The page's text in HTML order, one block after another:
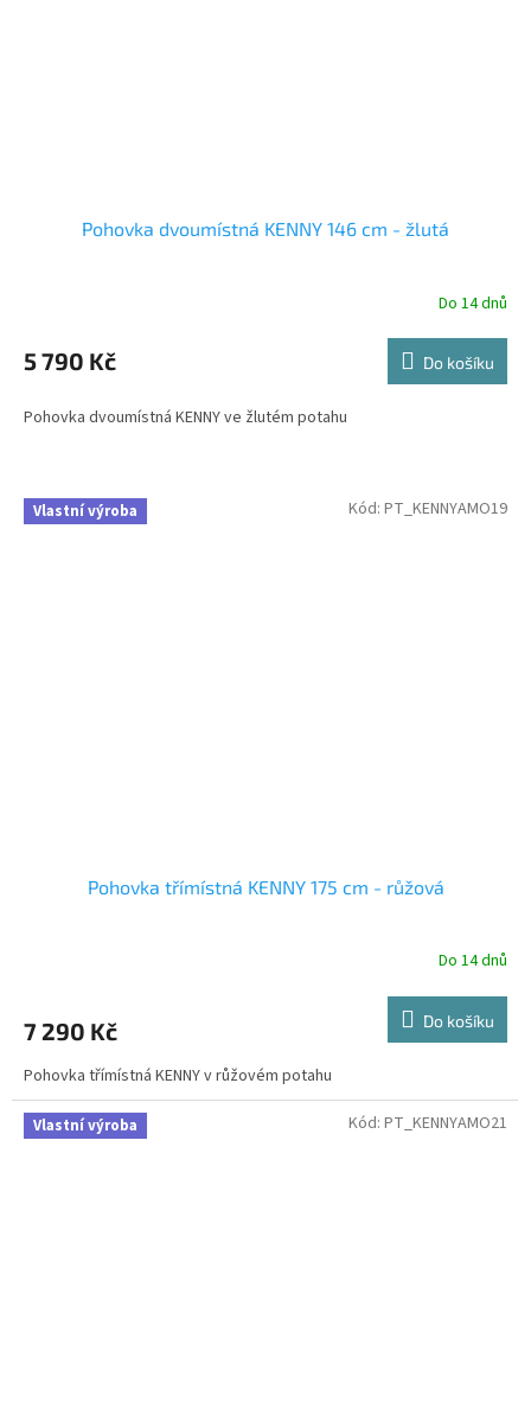
Pohovka dvoumístná KENNY 146 cm - žlutá
Do 14 dnů
5 790 Kč Do košíku
Pohovka dvoumístná KENNY ve žlutém potahu
Vlastní výroba
Pohovka třímístná KENNY 175 cm - růžová
Do 14 dnů
7 290 Kč Do košíku
Pohovka třímístná KENNY v růžovém potahu
Kód: PT_KENNYAMO19
Vlastní výroba Kód: PT_KENNYAMO21